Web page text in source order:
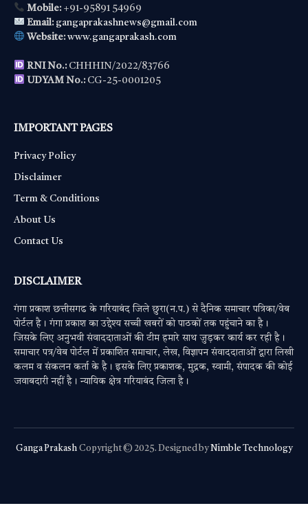
Mobile:+91-95891 54969
Email: gangaprakashnews@gmail.com
Website: www.gangaprakash.com
RNI No.:CHHHIN/2022/83766
UDYAM No.:CG-25-0001205
IMPORTANT PAGES
Privacy Policy
Disclaimer
Term & Conditions
About Us
Contact Us
DISCLAIMER
गंगा प्रकाश छत्तीसगढ के गरियाबंद जिले छुरा(न.प.) से दैनिक समाचार पत्रिका/वेब
पोर्टल है। गंगा प्रकाश का उद्देश्य सच्ची खबरों को पाठकों तक पहुंचाने का है।
जिसके लिए अनुभवी संवाददाताओं की टीम हमारे साथ जुड़कर कार्य कर रही है।
समाचार पत्र/वेब पोर्टल में प्रकाशित समाचार, लेख, विज्ञापन संवाददाताओं द्वारा लिखी
कलम व संकलन कर्ता के है। इसके लिए प्रकाशक, मुद्रक, स्वामी, संपादक की कोई
जवाबदारी नहीं है। न्यायिक क्षेत्र गरियाबंद जिला है।
Ganga Prakash Copyright © 2025. Designed byNimble Technology